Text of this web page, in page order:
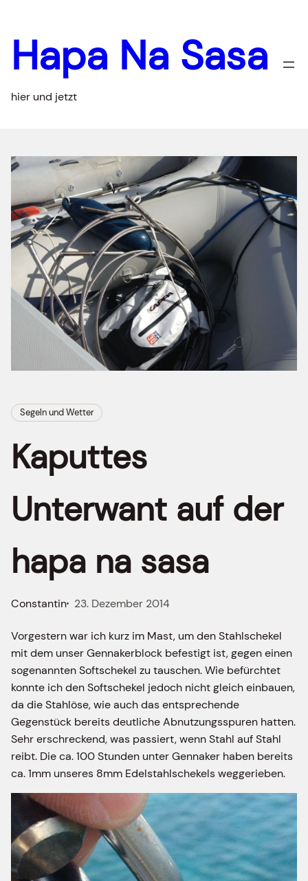
springen
Hapa Na Sasa
hier und jetzt
Segeln und Wetter
Kaputtes
Unterwant auf der
hapa na sasa
Constantin 23. Dezember 2014
Vorgestern war ich kurz im Mast, um den Stahlschekel
mit dem unser Gennakerblock befestigt ist, gegen einen
sogenannten Softschekel zu tauschen. Wie befürchtet
konnte ich den Softschekel jedoch nicht gleich einbauen,
da die Stahlöse, wie auch das entsprechende
Gegenstück bereits deutliche Abnutzungsspuren hatten.
Sehr erschreckend, was passiert, wenn Stahl auf Stahl
reibt. Die ca. 100 Stunden unter Gennaker haben bereits
ca. 1mm unseres 8mm Edelstahlschekels weggerieben.